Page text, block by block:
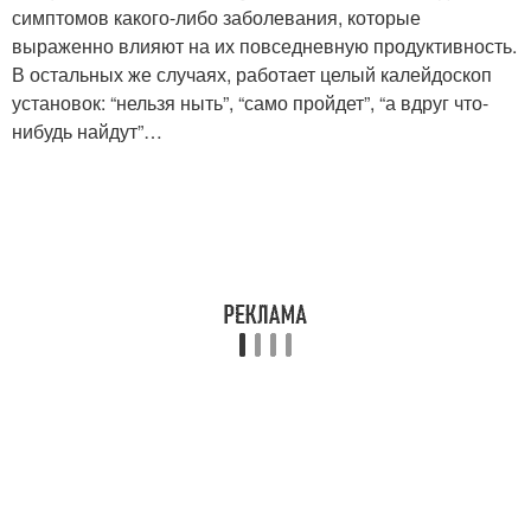
симптомов какого-либо заболевания, которые
выраженно влияют на их повседневную продуктивность.
В остальных же случаях, работает целый калейдоскоп
установок: “нельзя ныть”, “само пройдет”, “а вдруг что-
нибудь найдут”…